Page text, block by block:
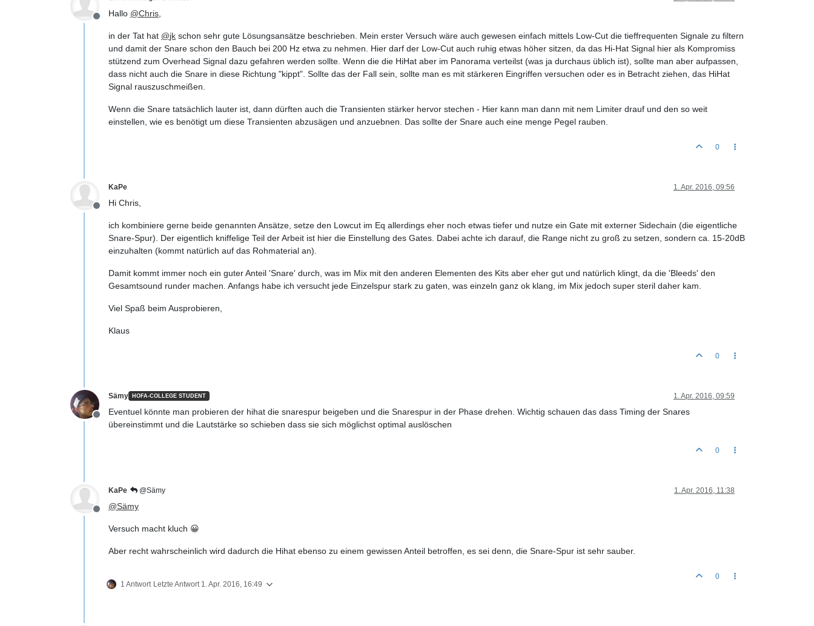
Offline
Hallo @Chris
in der Tat hat @jk schon sehr gute Lösungsansätze beschrieben. Mein erster Versuch wäre auch gewesen einfach mittels Low-Cut die tieffrequenten Signale zu filtern
und damit der Snare schon den Bauch bei 200 Hz etwa zu nehmen. Hier darf der Low-Cut auch ruhig etwas höher sitzen, da das Hi-Hat Signal hier als Kompromiss
stützend zum Overhead Signal dazu gefahren werden sollte. Wenn die die HiHat aber im Panorama verteilst (was ja durchaus üblich ist), sollte man aber aufpassen,
dass nicht auch die Snare in diese Richtung "kippt". Sollte das der Fall sein, sollte man es mit stärkeren Eingriffen versuchen oder es in Betracht ziehen, das HiHat
Signal rauszuschmeißen.
Wenn die Snare tatsächlich lauter ist, dann dürften auch die Transienten stärker hervor stechen - Hier kann man dann mit nem Limiter drauf und den so weit
einstellen, wie es benötigt um diese Transienten abzusägen und anzuebnen. Das sollte der Snare auch eine menge Pegel rauben.
0
Offline
KaPe 1. Apr. 2016, 09:56
Hi Chris,
ich kombiniere gerne beide genannten Ansätze, setze den Lowcut im Eq allerdings eher noch etwas tiefer und nutze ein Gate mit externer Sidechain (die eigentliche
Snare-Spur). Der eigentlich kniffelige Teil der Arbeit ist hier die Einstellung des Gates. Dabei achte ich darauf, die Range nicht zu groß zu setzen, sondern ca. 15-20dB
einzuhalten (kommt natürlich auf das Rohmaterial an).
Damit kommt immer noch ein guter Anteil 'Snare' durch, was im Mix mit den anderen Elementen des Kits aber eher gut und natürlich klingt, da die 'Bleeds' den
Gesamtsound runder machen. Anfangs habe ich versucht jede Einzelspur stark zu gaten, was einzeln ganz ok klang, im Mix jedoch super steril daher kam.
Viel Spaß beim Ausprobieren,
Klaus
0
Offline
Sämy HOFA-COLLEGE STUDENT 1. Apr. 2016, 09:59
Eventuel könnte man probieren der hihat die snarespur beigeben und die Snarespur in der Phase drehen. Wichtig schauen das dass Timing der Snares
übereinstimmt und die Lautstärke so schieben dass sie sich möglichst optimal auslöschen
0
Offline
KaPe @Sämy 1. Apr. 2016, 11:38
@Sämy
Versuch macht kluch 😀
Aber recht wahrscheinlich wird dadurch die Hihat ebenso zu einem gewissen Anteil betroffen, es sei denn, die Snare-Spur ist sehr sauber.
1 Antwort Letzte Antwort 1. Apr. 2016, 16:49
0